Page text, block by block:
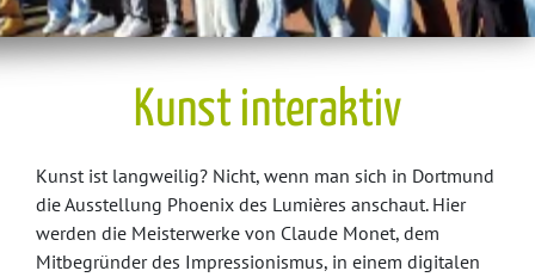
Kunst interaktiv
Kunst ist langweilig? Nicht, wenn man sich in Dortmund
die Ausstellung Phoenix des Lumières anschaut. Hier
werden die Meisterwerke von Claude Monet, dem
Mitbegründer des Impressionismus, in einem digitalen